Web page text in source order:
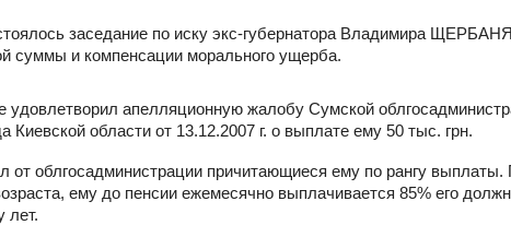
заседание по иску экс-губернатора Владимира
суммы и компенсации морального ущерба.
апелляционную жалобу Сумской
Киевской области от 13.12.2007 г. о выплате ему 50 тыс. грн.
облгосадминистрации причитающиеся ему по рангу выплаты.
ему до пенсии ежемесячно выплачивается 85% его
лет.